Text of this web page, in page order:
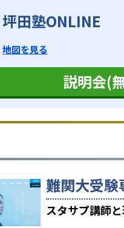
坪田塾ONLINE
地図を見る
説明会(
難関大受験
スタサプ講師